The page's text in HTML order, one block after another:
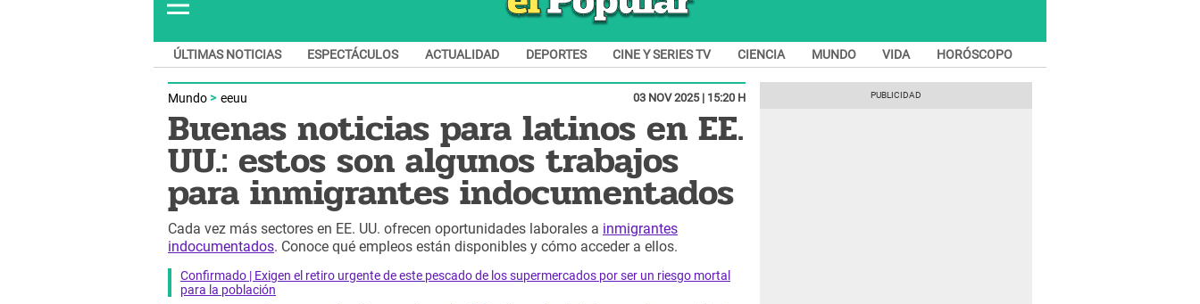
ÚLTIMAS NOTICIAS ESPECTÁCULOS ACTUALIDAD DEPORTES CINE Y SERIES TV CIENCIA MUNDO VIDA HORÓSCOPO
Mundo eeuu 03 NOV 2025 | 15:20 H
Buenas noticias para latinos en EE.
UU.: estos son algunos trabajos
para inmigrantes indocumentados
Cada vez más sectores en EE. UU. ofrecen oportunidades laborales a inmigrantes
indocumentados. Conoce qué empleos están disponibles y cómo acceder a ellos.
Confirmado | Exigen el retiro urgente de este pescado de los supermercados por ser un riesgo mortal
para la población